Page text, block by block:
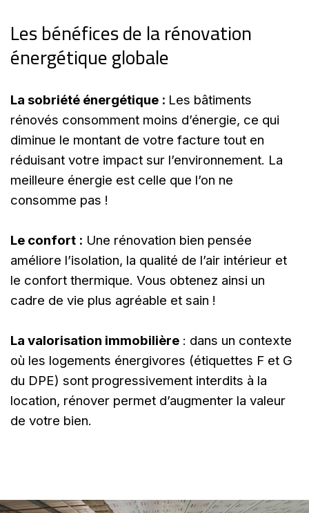
Les bénéfices de la rénovation
énergétique globale
La sobriété énergétique : Les bâtiments
rénovés consomment moins d’énergie, ce qui
diminue le montant de votre facture tout en
réduisant votre impact sur l’environnement. La
meilleure énergie est celle que l’on ne
consomme pas !
Le confort : Une rénovation bien pensée
améliore l’isolation, la qualité de l’air intérieur et
le confort thermique. Vous obtenez ainsi un
cadre de vie plus agréable et sain !
La valorisation immobilière : dans un contexte
où les logements énergivores (étiquettes F et G
du DPE) sont progressivement interdits à la
location, rénover permet d’augmenter la valeur
de votre bien.